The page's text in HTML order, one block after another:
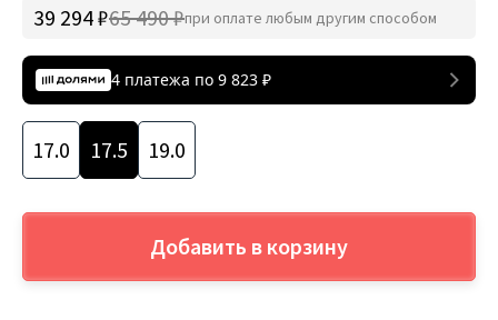
39 294 ₽65 490 ₽при оплате любым другим способом
4 платежа по 9 823 ₽
17.0 17.5 19.0
Добавить в корзину